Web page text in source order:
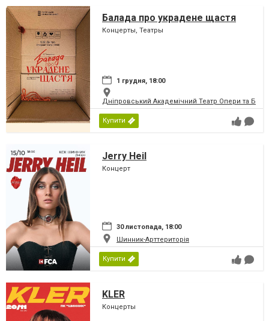
Балада про украдене щастя
Концерты, Театры
1 грудня, 18:00
Дніпровський Академічний Театр Опери та
Купити
Jerry Heil
Концерт
30 листопада, 18:00
Шинник-Арттериторія
Купити
KLER
Концерты